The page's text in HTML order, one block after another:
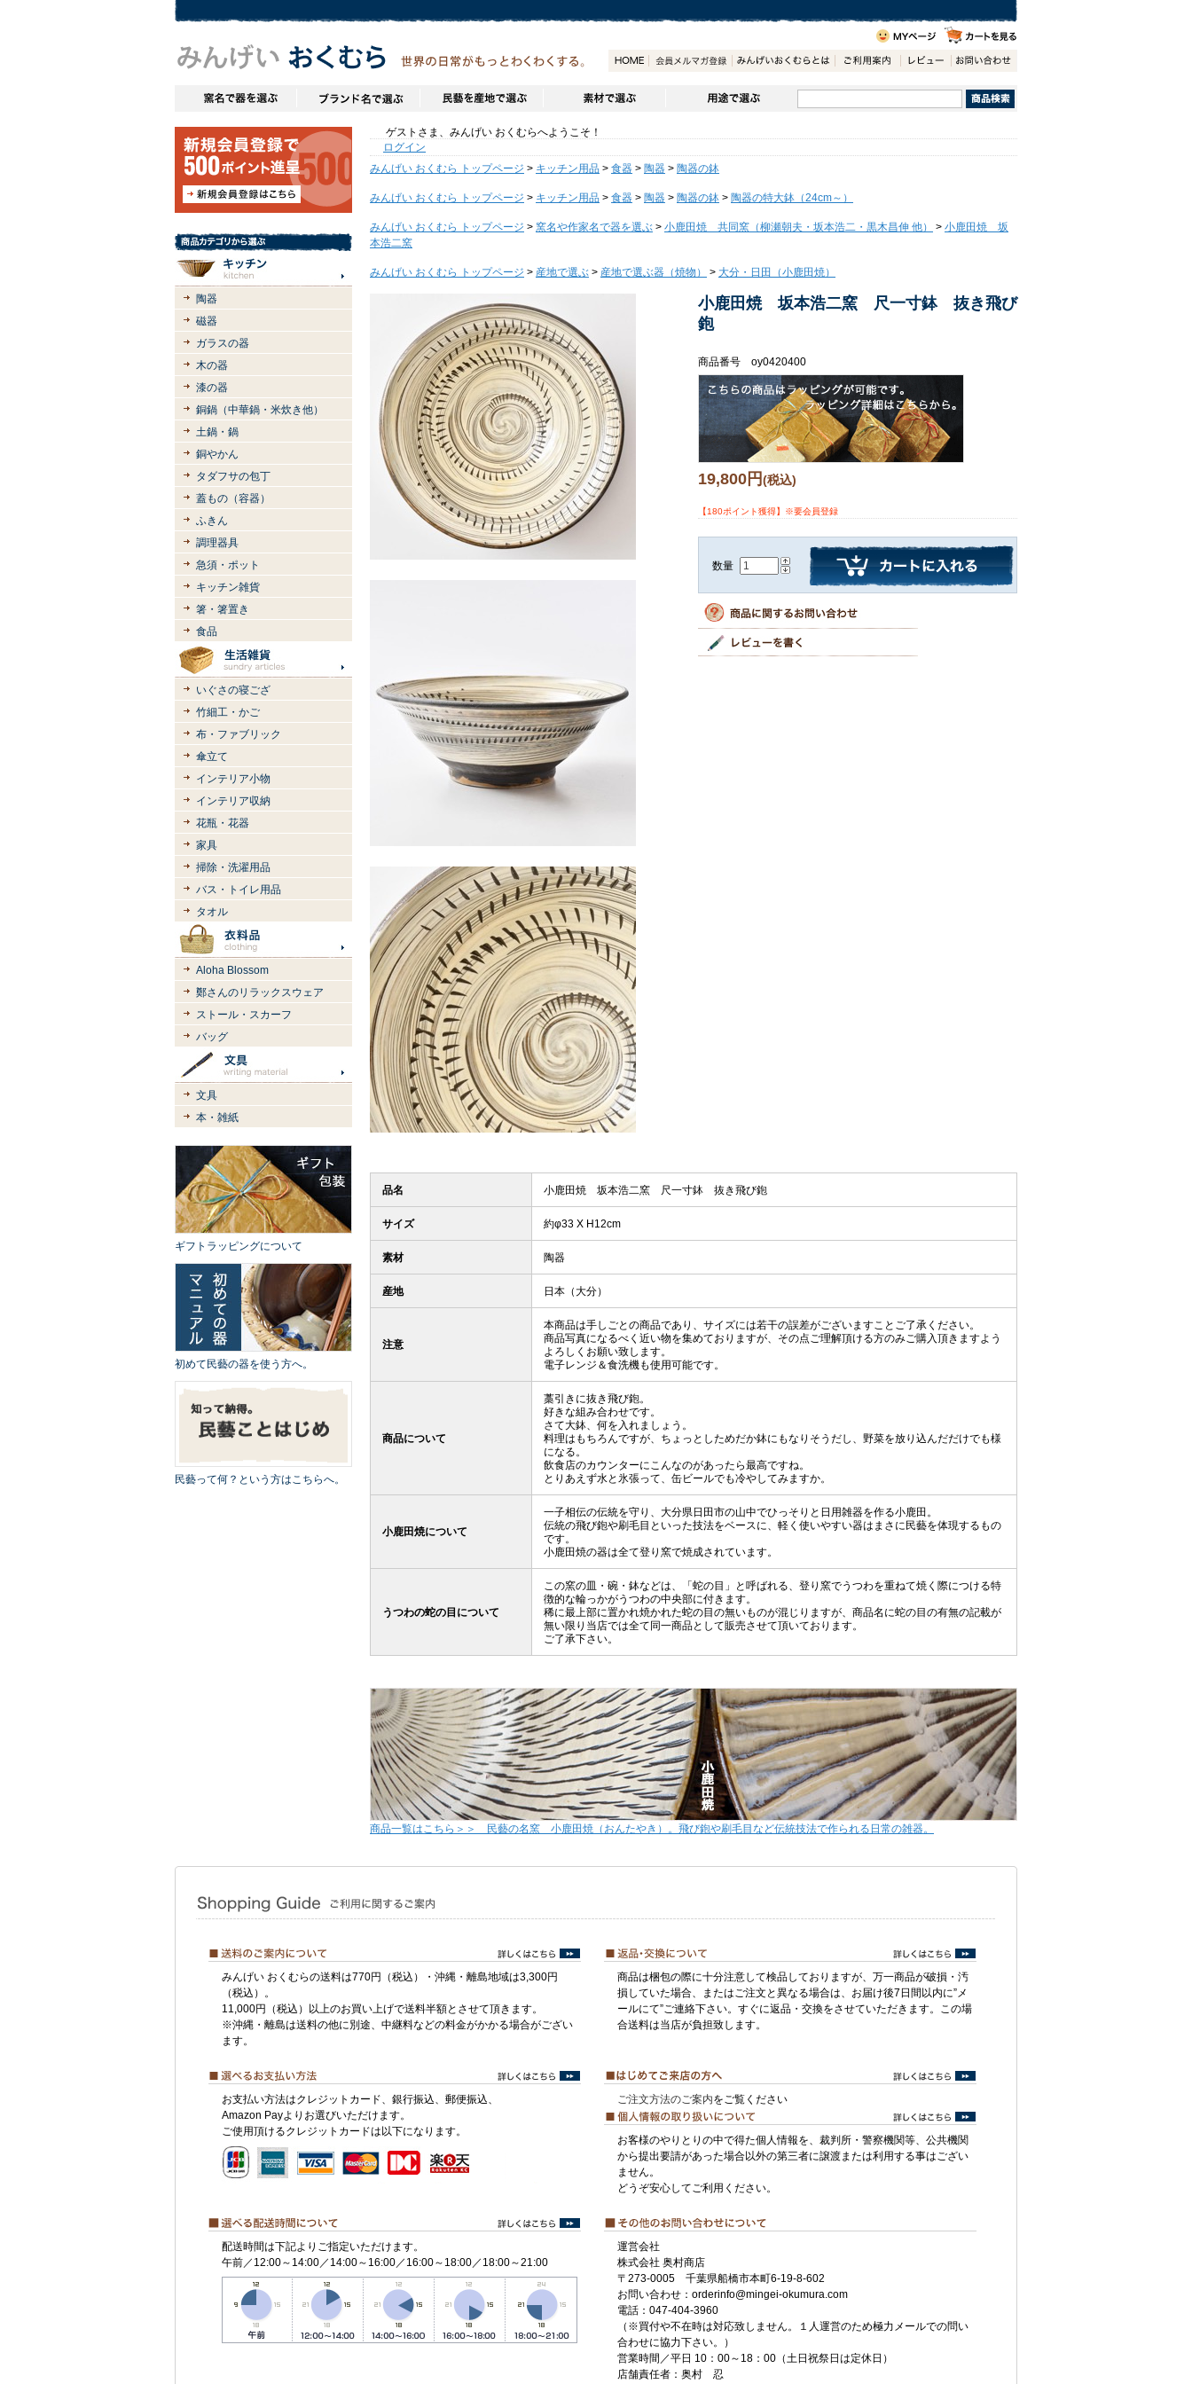
陶器
磁器
ガラスの器
木の器
漆の器
銅鍋（中華鍋・米炊き他）
土鍋・鍋
銅やかん
タダフサの包丁
蓋もの（容器）
ふきん
調理器具
急須・ポット
キッチン雑貨
箸・箸置き
食品
いぐさの寝ござ
竹細工・かご
布・ファブリック
傘立て
インテリア小物
インテリア収納
花瓶・花器
家具
掃除・洗濯用品
バス・トイレ用品
タオル
Aloha Blossom
鄭さんのリラックスウェア
ストール・スカーフ
バッグ
文具
本・雑紙
ギフトラッピングについて
初めて民藝の器を使う方へ。
民藝って何？という方はこちらへ。
ゲストさま、みんげい おくむらへようこそ！
ログイン
みんげい おくむら トップページ > キッチン用品 > 食器 > 陶器 > 陶器の鉢
みんげい おくむら トップページ > キッチン用品 > 食器 > 陶器 > 陶器の鉢 > 陶器の特大鉢（24cm～）
みんげい おくむら トップページ > 窯名や作家名で器を選ぶ > 小鹿田焼 共同窯（柳瀬朝夫・坂本浩二・黒木昌伸 他） > 小鹿田焼 坂
本浩二窯
みんげい おくむら トップページ > 産地で選ぶ > 産地で選ぶ器（焼物） > 大分・日田（小鹿田焼）
小鹿田焼 坂本浩二窯 尺一寸鉢 抜き飛び
鉋
商品番号 oy0420400
19,800円(税込)
【180ポイント獲得】※要会員登録
数量
品名 小鹿田焼 坂本浩二窯 尺一寸鉢 抜き飛び鉋
サイズ 約φ33 X H12cm
素材 陶器
産地 日本（大分）
注意
本商品は手しごとの商品であり、サイズには若干の誤差がございますことご了承ください。
商品写真になるべく近い物を集めておりますが、その点ご理解頂ける方のみご購入頂きますよう
よろしくお願い致します。
電子レンジ＆食洗機も使用可能です。
商品について
藁引きに抜き飛び鉋。
好きな組み合わせです。
さて大鉢、何を入れましょう。
料理はもちろんですが、ちょっとしためだか鉢にもなりそうだし、野菜を放り込んだだけでも様
になる。
飲食店のカウンターにこんなのがあったら最高ですね。
とりあえず水と氷張って、缶ビールでも冷やしてみますか。
小鹿田焼について
一子相伝の伝統を守り、大分県日田市の山中でひっそりと日用雑器を作る小鹿田。
伝統の飛び鉋や刷毛目といった技法をベースに、軽く使いやすい器はまさに民藝を体現するもの
です。
小鹿田焼の器は全て登り窯で焼成されています。
うつわの蛇の目について
この窯の皿・碗・鉢などは、「蛇の目」と呼ばれる、登り窯でうつわを重ねて焼く際につける特
徴的な輪っかがうつわの中央部に付きます。
稀に最上部に置かれ焼かれた蛇の目の無いものが混じりますが、商品名に蛇の目の有無の記載が
無い限り当店では全て同一商品として販売させて頂いております。
ご了承下さい。
商品一覧はこちら＞＞ 民藝の名窯 小鹿田焼（おんたやき）。飛び鉋や刷毛目など伝統技法で作られる日常の雑器。
みんげい おくむらの送料は770円（税込）・沖縄・離島地域は3,300円
（税込）。
11,000円（税込）以上のお買い上げで送料半額とさせて頂きます。
※沖縄・離島は送料の他に別途、中継料などの料金がかかる場合がござい
ます。
商品は梱包の際に十分注意して検品しておりますが、万一商品が破損・汚
損していた場合、またはご注文と異なる場合は、お届け後7日間以内に”メ
ールにて”ご連絡下さい。すぐに返品・交換をさせていただきます。この場
合送料は当店が負担致します。
お支払い方法はクレジットカード、銀行振込、郵便振込、
Amazon Payよりお選びいただけます。
ご使用頂けるクレジットカードは以下になります。
ご注文方法のご案内をご覧ください
お客様のやりとりの中で得た個人情報を、裁判所・警察機関等、公共機関
から提出要請があった場合以外の第三者に譲渡または利用する事はござい
ません。
どうぞ安心してご利用ください。
配送時間は下記よりご指定いただけます。
午前／12:00～14:00／14:00～16:00／16:00～18:00／18:00～21:00
運営会社
株式会社 奥村商店
〒273-0005 千葉県船橋市本町6-19-8-602
お問い合わせ：orderinfo@mingei-okumura.com
電話：047-404-3960
（※買付や不在時は対応致しません。１人運営のため極力メールでの問い
合わせに協力下さい。）
営業時間／平日 10：00～18：00（土日祝祭日は定休日）
店舗責任者：奥村 忍